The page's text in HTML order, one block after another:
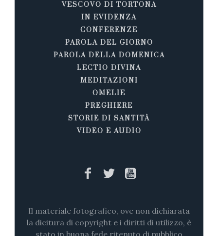
VESCOVO DI TORTONA
IN EVIDENZA
CONFERENZE
PAROLA DEL GIORNO
PAROLA DELLA DOMENICA
LECTIO DIVINA
MEDITAZIONI
OMELIE
PREGHIERE
STORIE DI SANTITÀ
VIDEO E AUDIO
Il materiale fotografico, ove non dichiarata
la dicitura di copyright e i diritti di utilizzo, è